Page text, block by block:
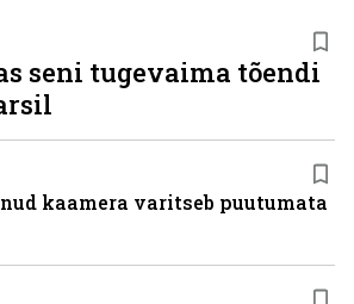
seni tugevaima tõendi
kaamera varitseb puutumata